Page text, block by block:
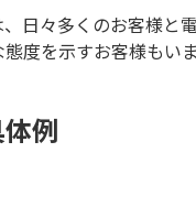
日々多くのお客様と
度を示すお客様もい
例